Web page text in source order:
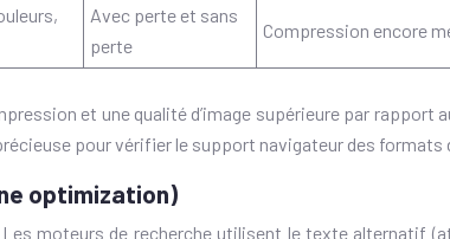
Avec perte et sans
perte
Compression encore
et une qualité d’image supérieure par
pour vérifier le support navigateur des formats
optimization)
moteurs de recherche utilisent le texte alternatif